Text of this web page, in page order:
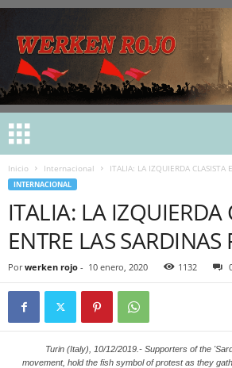
Inicio Internacional ITALIA: LA IZQUIERDA CLASISTA
INTERNACIONAL
ITALIA: LA IZQUIERDA
ENTRE LAS
Por werken rojo - 10 enero, 2020 1132
Turin (Italy), 10/12/2019.- Supporters of the
movement, hold the fish symbol of protest as they